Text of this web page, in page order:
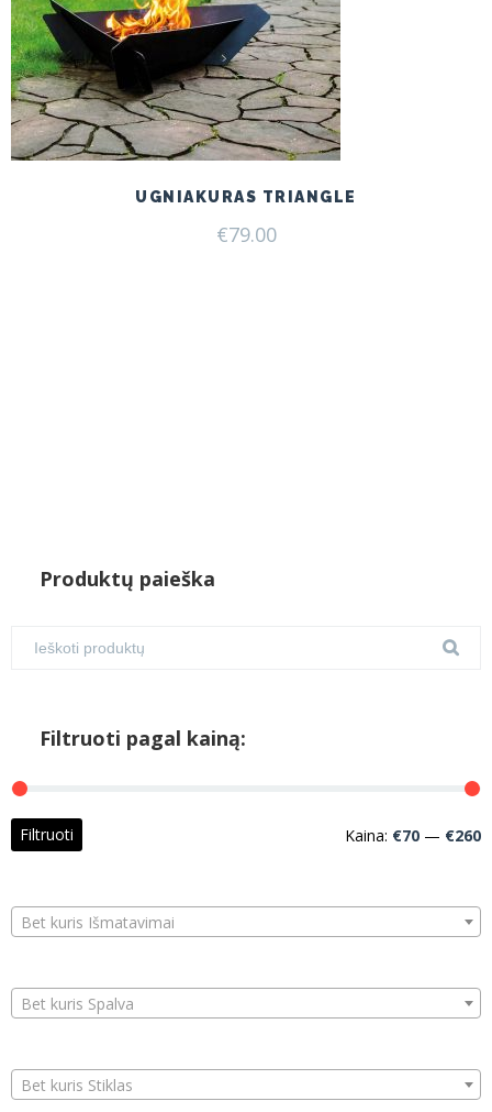
UGNIAKURAS TRIANGLE
€79.00
Produktų paieška
Filtruoti pagal kainą:
Filtruoti Kaina: €70 — €260
Bet kuris Išmatavimai
Bet kuris Spalva
Bet kuris Stiklas